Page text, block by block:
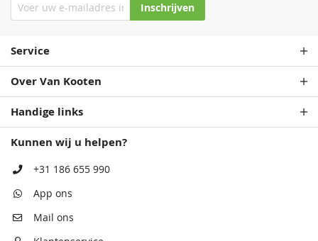
Inschrijven
Service
Over Van Kooten
Handige links
Kunnen wij u helpen?
+31 186 655 990
App ons
Mail ons